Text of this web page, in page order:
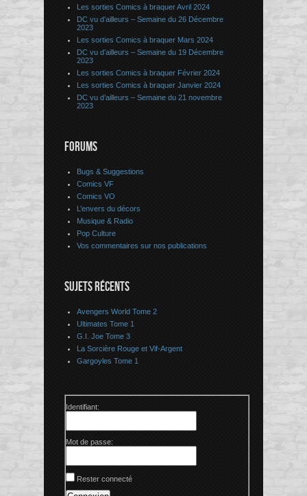
Les sorties Comics à braquer Avril 2024
DC vu d’ailleurs – Semaine du 26 Décembre
2023
Les sorties Comics à braquer Mars 2024
DC vu d’ailleurs – Semaine du 19 Décembre
2023
Les sorties Comics à braquer Février 2024
Les sorties Comics à braquer Janvier 2024
DC vu d’ailleurs – Semaine du 21 novembre
2023
FORUMS
Bugs & Suggestions
Comics VF
Comics VO
L’envers du décors
Musique & Radio
Pop Culture
Vos commentaires sur nos publications
SUJETS RÉCENTS
Avengers World Tome 2
Ultimates Tome 1
G.I. Joe Tome 3
La Sorcière Rouge et Vif-Argent
Gargoyles Tome 1
Identifiant:
Mot de passe:
Rester connecté